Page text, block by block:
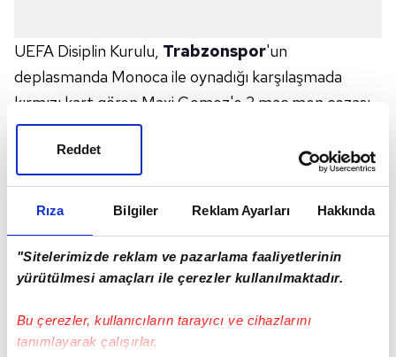
Rıza Bilgiler Reklam Ayarları Hakkında
"Sitelerimizde reklam ve pazarlama faaliyetlerinin
yürütülmesi amaçları ile çerezler kullanılmaktadır.
Bu çerezler, kullanıcıların tarayıcı ve cihazlarını
tanımlayarak çalışırlar.
Reddet
UEFA Disiplin Kurulu, Trabzonspor'un
deplasmanda Monoca ile oynadığı karşılaşmada
kırmızı kart gören Maxi Gomez'e 3 maç men cezası
verdi.
UEFA Avrupa Ligi H Grubu üçüncü maçında
Trabzonspor'un,Monaco'ya 3-1 mağlup olduğu
müsabakada kırmızı kart gören Maxi Gomez'in
cezası belli oldu. UEFA Kontrol ve Disiplin Etik Kurulu,
Gomez'e 3 maç men cezası verdi.
Trabzonspor karara itiraz etti